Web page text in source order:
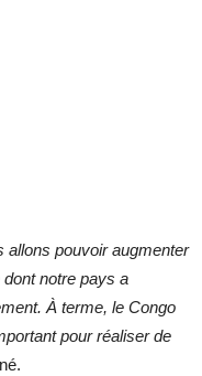
allons pouvoir augmenter
dont notre pays a
À terme, le Congo
pour réaliser de